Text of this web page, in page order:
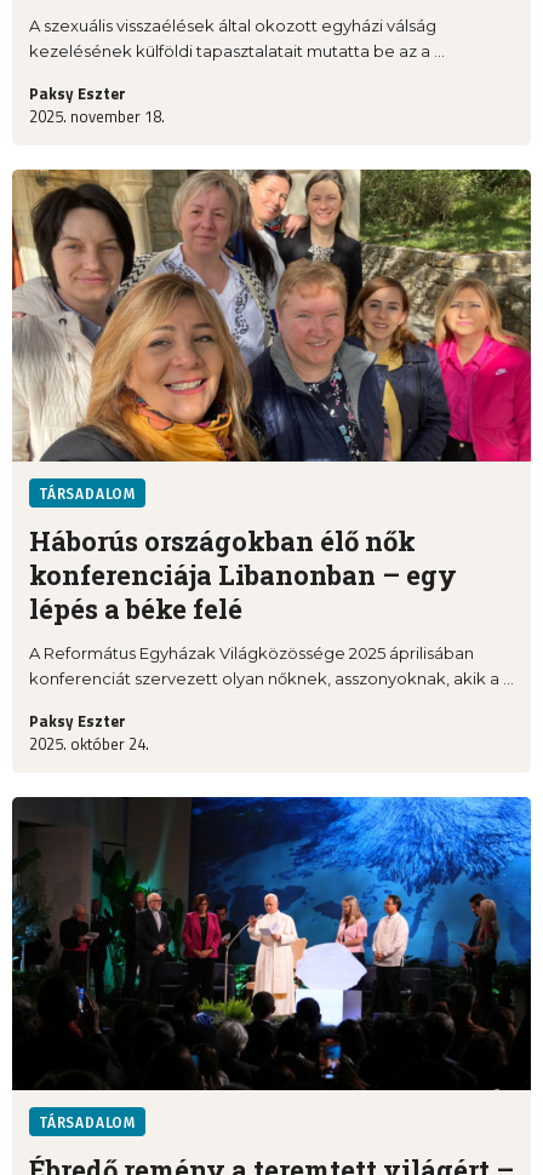
A szexuális visszaélések által okozott egyházi válság
kezelésének külföldi tapasztalatait mutatta be az a ...
Paksy Eszter
2025. november 18.
TÁRSADALOM
Háborús országokban élő nők
konferenciája Libanonban – egy
lépés a béke felé
A Református Egyházak Világközössége 2025 áprilisában
konferenciát szervezett olyan nőknek, asszonyoknak, akik a ...
Paksy Eszter
2025. október 24.
TÁRSADALOM